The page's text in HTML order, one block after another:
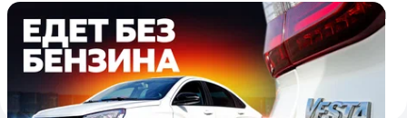
Тест и обзор Vesta CNG: чем примечательна
и кому нужна битопливная версия хита
Изучаем самую необычную «Весту» в официальной
линейке АвтоВАЗа
2631 июля